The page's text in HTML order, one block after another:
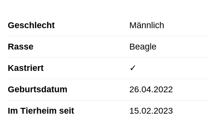
Geschlecht Männlich
Rasse Beagle
Kastriert ✓
Geburtsdatum 26.04.2022
Im Tierheim seit 15.02.2023